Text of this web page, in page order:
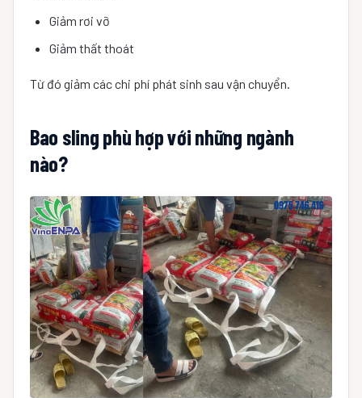
Giảm rơi vỡ
Giảm thất thoát
Từ đó giảm các chi phí phát sinh sau vận chuyển.
Bao sling phù hợp với những ngành
nào?